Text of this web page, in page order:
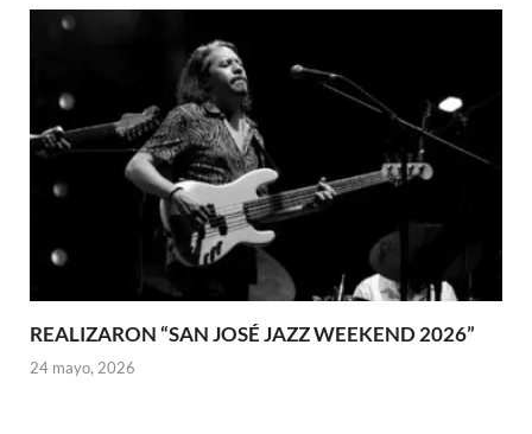
REALIZARON “SAN JOSÉ JAZZ WEEKEND 2026”
24 mayo, 2026